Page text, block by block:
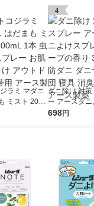
ラミ マダニ
ミスト 200
除けスプレ
4
ダニ除け 対
ー アースダ
プレー ハーブ
698円